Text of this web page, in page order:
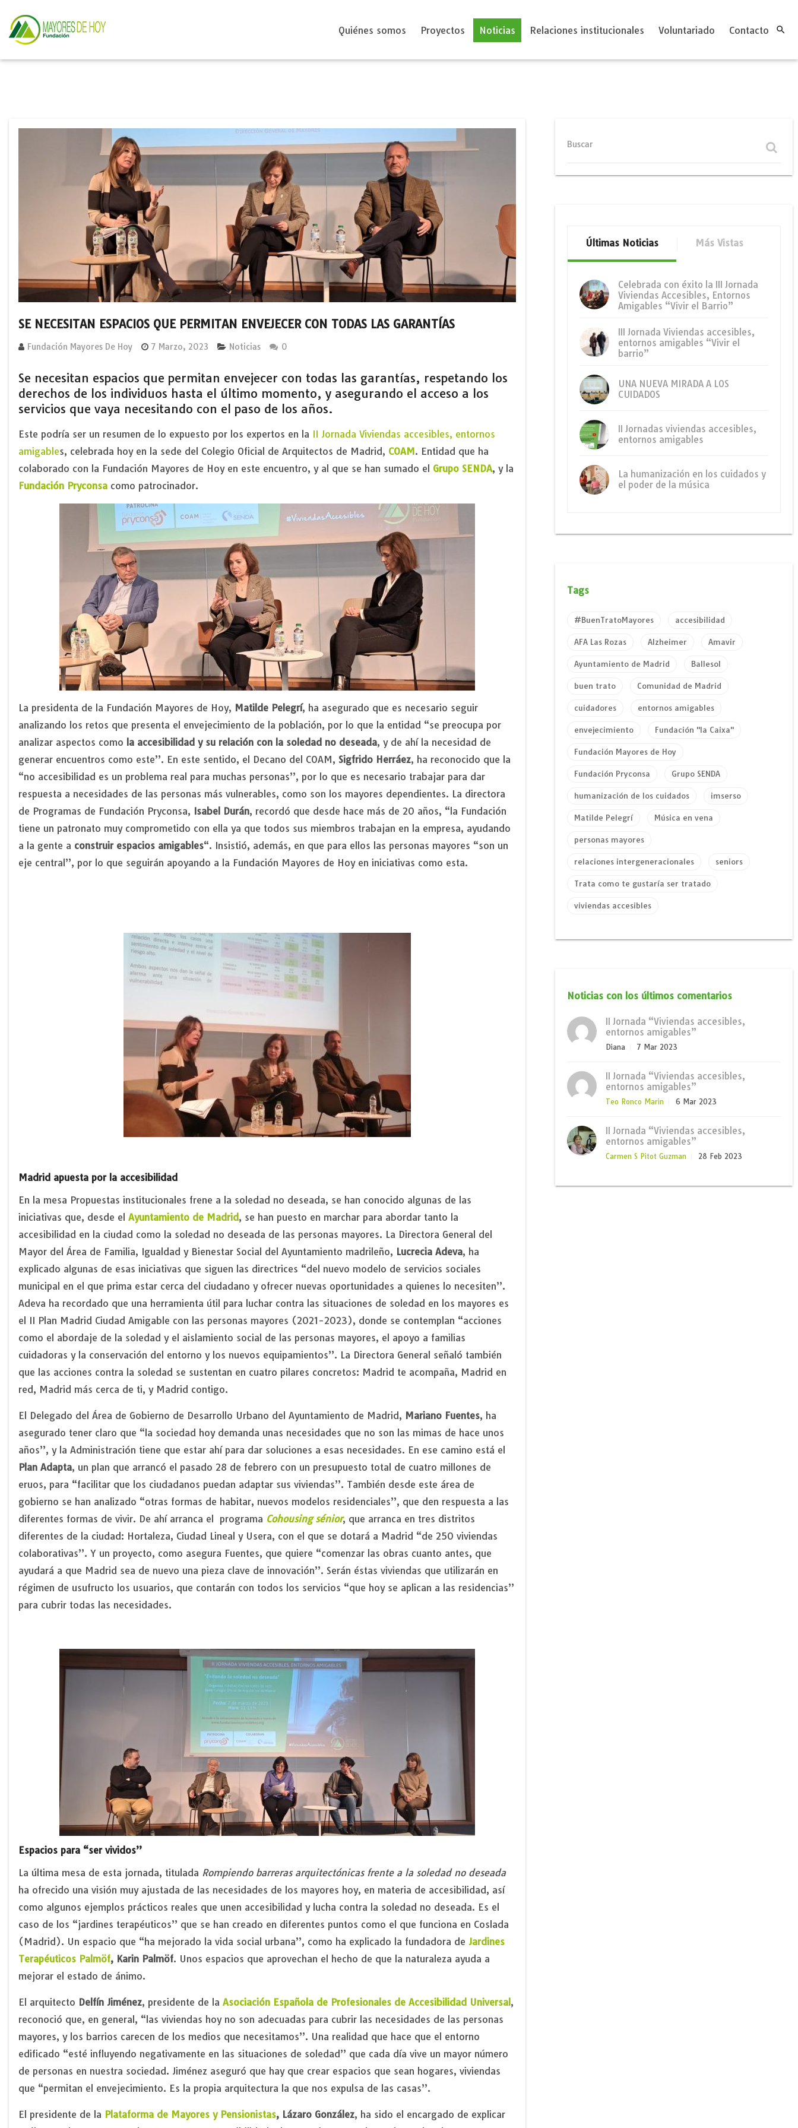

Quiénes somos Proyectos Noticias Relaciones institucionales Voluntariado Contacto
SE NECESITAN ESPACIOS QUE PERMITAN ENVEJECER CON TODAS LAS GARANTÍAS
Fundación Mayores De Hoy 7 Marzo, 2023 Noticias 0
Se necesitan espacios que permitan envejecer con todas las garantías, respetando los
derechos de los individuos hasta el último momento, y asegurando el acceso a los
servicios que vaya necesitando con el paso de los años.
Este podría ser un resumen de lo expuesto por los expertos en la II Jornada Viviendas accesibles, entornos
amigables, celebrada hoy en la sede del Colegio Oficial de Arquitectos de Madrid, COAM. Entidad que ha
colaborado con la Fundación Mayores de Hoy en este encuentro, y al que se han sumado el Grupo SENDA, y la
Fundación Pryconsa como patrocinador.
La presidenta de la Fundación Mayores de Hoy, Matilde Pelegrí, ha asegurado que es necesario seguir
analizando los retos que presenta el envejecimiento de la población, por lo que la entidad “se preocupa por
analizar aspectos como la accesibilidad y su relación con la soledad no deseada, y de ahí la necesidad de
generar encuentros como este”. En este sentido, el Decano del COAM, Sigfrido Herráez, ha reconocido que la
“no accesibilidad es un problema real para muchas personas”, por lo que es necesario trabajar para dar
respuesta a necesidades de las personas más vulnerables, como son los mayores dependientes. La directora
de Programas de Fundación Pryconsa, Isabel Durán, recordó que desde hace más de 20 años, “la Fundación
tiene un patronato muy comprometido con ella ya que todos sus miembros trabajan en la empresa, ayudando
a la gente a construir espacios amigables“. Insistió, además, en que para ellos las personas mayores “son un
eje central”, por lo que seguirán apoyando a la Fundación Mayores de Hoy en iniciativas como esta.
Madrid apuesta por la accesibilidad
En la mesa Propuestas institucionales frene a la soledad no deseada, se han conocido algunas de las
iniciativas que, desde el Ayuntamiento de Madrid, se han puesto en marchar para abordar tanto la
accesibilidad en la ciudad como la soledad no deseada de las personas mayores. La Directora General del
Mayor del Área de Familia, Igualdad y Bienestar Social del Ayuntamiento madrileño, Lucrecia Adeva, ha
explicado algunas de esas iniciativas que siguen las directrices “del nuevo modelo de servicios sociales
municipal en el que prima estar cerca del ciudadano y ofrecer nuevas oportunidades a quienes lo necesiten”.
Adeva ha recordado que una herramienta útil para luchar contra las situaciones de soledad en los mayores es
el II Plan Madrid Ciudad Amigable con las personas mayores (2021-2023), donde se contemplan “acciones
como el abordaje de la soledad y el aislamiento social de las personas mayores, el apoyo a familias
cuidadoras y la conservación del entorno y los nuevos equipamientos”. La Directora General señaló también
que las acciones contra la soledad se sustentan en cuatro pilares concretos: Madrid te acompaña, Madrid en
red, Madrid más cerca de ti, y Madrid contigo.
El Delegado del Área de Gobierno de Desarrollo Urbano del Ayuntamiento de Madrid, Mariano Fuentes, ha
asegurado tener claro que “la sociedad hoy demanda unas necesidades que no son las mimas de hace unos
años”, y la Administración tiene que estar ahí para dar soluciones a esas necesidades. En ese camino está el
Plan Adapta, un plan que arrancó el pasado 28 de febrero con un presupuesto total de cuatro millones de
eruos, para “facilitar que los ciudadanos puedan adaptar sus viviendas”. También desde este área de
gobierno se han analizado “otras formas de habitar, nuevos modelos residenciales”, que den respuesta a las
diferentes formas de vivir. De ahí arranca el programa Cohousing sénior, que arranca en tres distritos
diferentes de la ciudad: Hortaleza, Ciudad Lineal y Usera, con el que se dotará a Madrid “de 250 viviendas
colaborativas”. Y un proyecto, como asegura Fuentes, que quiere “comenzar las obras cuanto antes, que
ayudará a que Madrid sea de nuevo una pieza clave de innovación”. Serán éstas viviendas que utilizarán en
régimen de usufructo los usuarios, que contarán con todos los servicios “que hoy se aplican a las residencias”
para cubrir todas las necesidades.
Espacios para “ser vividos”
La última mesa de esta jornada, titulada Rompiendo barreras arquitectónicas frente a la soledad no deseada
ha ofrecido una visión muy ajustada de las necesidades de los mayores hoy, en materia de accesibilidad, así
como algunos ejemplos prácticos reales que unen accesibilidad y lucha contra la soledad no deseada. Es el
caso de los “jardines terapéuticos” que se han creado en diferentes puntos como el que funciona en Coslada
(Madrid). Un espacio que “ha mejorado la vida social urbana”, como ha explicado la fundadora de Jardines
Terapéuticos Palmöf, Karin Palmöf. Unos espacios que aprovechan el hecho de que la naturaleza ayuda a
mejorar el estado de ánimo.
El arquitecto Delfín Jiménez, presidente de la Asociación Española de Profesionales de Accesibilidad Universal ,
reconoció que, en general, “las viviendas hoy no son adecuadas para cubrir las necesidades de las personas
mayores, y los barrios carecen de los medios que necesitamos”. Una realidad que hace que el entorno
edificado “esté influyendo negativamente en las situaciones de soledad” que cada día vive un mayor número
de personas en nuestra sociedad. Jiménez aseguró que hay que crear espacios que sean hogares, viviendas
que “permitan el envejecimiento. Es la propia arquitectura la que nos expulsa de las casas”.
El presidente de la Plataforma de Mayores y Pensionistas, Lázaro González, ha sido el encargado de explicar
Buscar
Últimas Noticias Más Vistas
Celebrada con éxito la III Jornada
Viviendas Accesibles, Entornos
Amigables “Vivir el Barrio”
III Jornada Viviendas accesibles,
entornos amigables “Vivir el
barrio”
UNA NUEVA MIRADA A LOS
CUIDADOS
II Jornadas viviendas accesibles,
entornos amigables
La humanización en los cuidados y
el poder de la música
Tags
#BuenTratoMayores accesibilidad
AFA Las Rozas Alzheimer Amavir
Ayuntamiento de Madrid Ballesol
buen trato Comunidad de Madrid
cuidadores entornos amigables
envejecimiento Fundación "la Caixa"
Fundación Mayores de Hoy
Fundación Pryconsa Grupo SENDA
humanización de los cuidados imserso
Matilde Pelegrí Música en vena
personas mayores
relaciones intergeneracionales seniors
Trata como te gustaría ser tratado
viviendas accesibles
Noticias con los últimos comentarios
II Jornada “Viviendas accesibles,
entornos amigables”
Diana 7 Mar 2023
II Jornada “Viviendas accesibles,
entornos amigables”
Teo Ronco Marin 6 Mar 2023
II Jornada “Viviendas accesibles,
entornos amigables”
Carmen S Pitot Guzman 28 Feb 2023